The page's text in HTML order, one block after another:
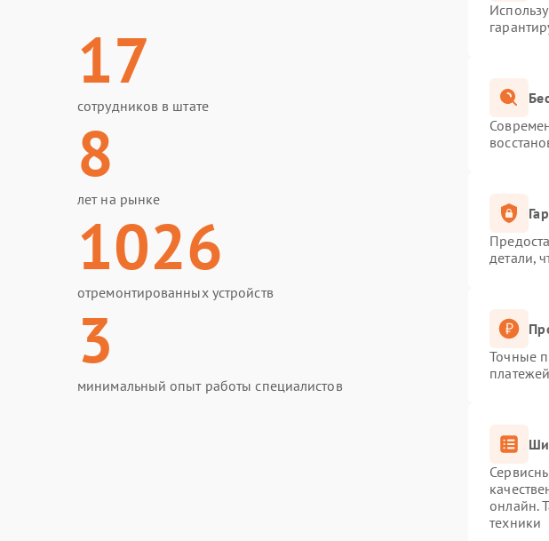
17
сотрудников в штате
8
лет на рынке
1026
отремонтированных устройств
3
минимальный опыт работы специалистов
детали,
Точные
онлайн.
техники